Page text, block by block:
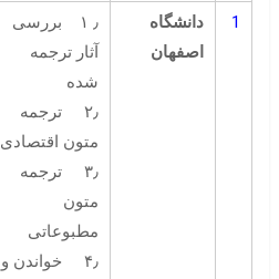
1
دانشگاه
اصفهان
٫ ۱ بررسی
آثار ترجمه
شده
۲٫ ترجمه
متون اقتصادی
۳٫ ترجمه
متون
مطبوعاتی
۴٫ خواندن و